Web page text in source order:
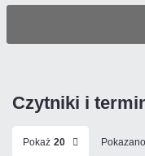
Czytniki i
Pokaż 20